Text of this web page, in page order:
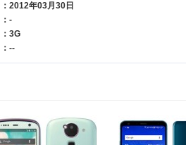
：2012年03月30日
：-
：3G
：--